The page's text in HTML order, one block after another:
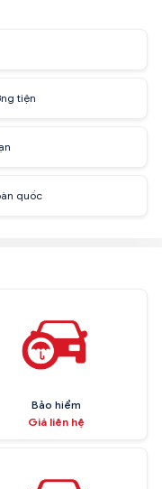
tiện
quốc
Bảo hiểm
Giá liên hệ